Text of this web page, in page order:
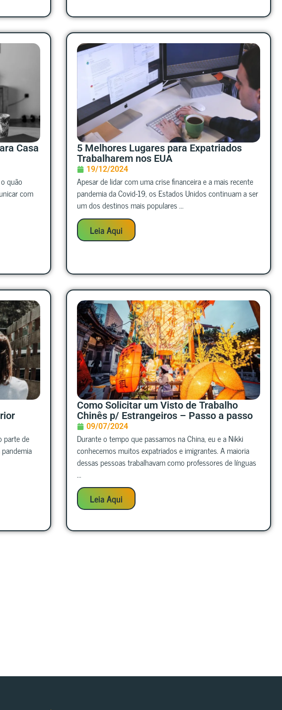
Casa
quão
com
5 Melhores Lugares para Expatriados
Trabalharem nos EUA
19/12/2024
Apesar de lidar com uma crise financeira e a mais recente
pandemia da Covid-19, os Estados Unidos continuam a ser
um dos destinos mais populares ...
Leia Aqui
parte de
Como Solicitar um Visto de Trabalho
Chinês p/ Estrangeiros – Passo a passo
09/07/2024
Durante o tempo que passamos na China, eu e a Nikki
conhecemos muitos expatriados e imigrantes. A maioria
dessas pessoas trabalhavam como professores de línguas
...
Leia Aqui